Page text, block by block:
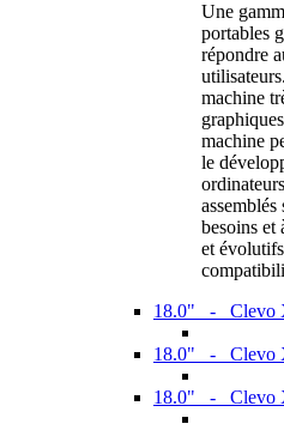
Une
portables
répondre
machine
machine
le
besoins et
et
18.0" - Clevo
18.0" - Clevo
18.0" - Clevo